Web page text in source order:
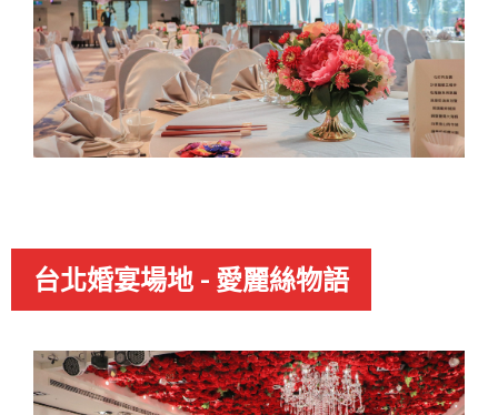
台北婚宴場地 - 愛麗絲物語